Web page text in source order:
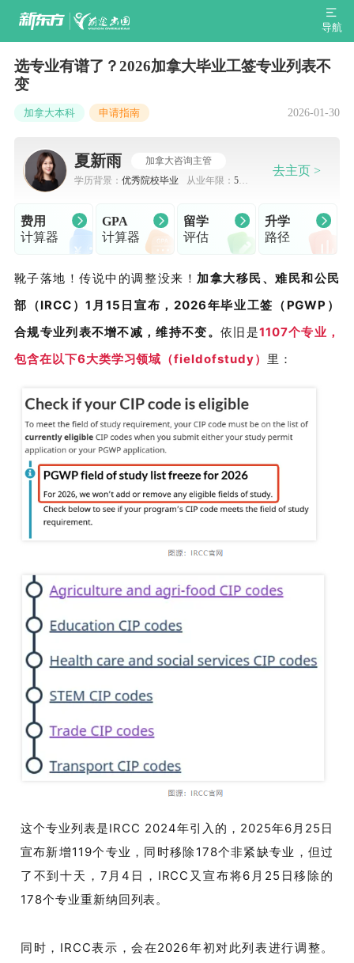
导航
选专业有谱了？2026加拿大毕业工签专业列表不
变
加拿大本科 申请指南 2026-01-30
夏新雨
加拿大咨询主管
学历背景： 优秀院校毕业 从业年限： 5-7
去主页 >
费用
计算器
GPA
计算器
留学
评估
升学
路径
靴子落地！传说中的调整没来！ 加拿大移民、难民和公民
部（IRCC ）1 月 15 日宣布，2026年毕业工签（ PGWP ）
合规专业列表不增不减，维持不变。依旧是1107个专业，
包含在以下6大类学习领域（fieldofstudy） 里：
这个专业列表是IRCC 2024年引入的， 2025年6月 25 日
宣布新增1 19个专业，同时移除178个非紧缺专业，但过
了不到十天， 7 月4 日， IRCC 又 宣布将6 月 25 日移除的
178个专业重新纳回列表。
同时， IRCC表示，会在2026年初对此列表进行调整。